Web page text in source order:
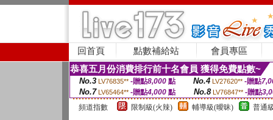
回首頁 點數補給站 會員專區
恭喜五月份消費排行前十名會員 獲得免費點數~
No.3 LV76835** -贈點8,000點 No.4 LV27620** -贈點
No.7 LV65464** -贈點4,000 點 No.8 LV76847** -贈點
頻道指數
限制級(火辣) 輔導級(曖昧) 普通